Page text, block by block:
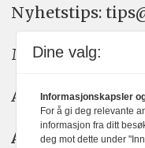
Nyhetstips:
Meninger:
Annonse:
Abonnement:
Dine valg:
Informasjonskapsler
For å gi deg relevante
informasjon fra ditt
deg mot dette under